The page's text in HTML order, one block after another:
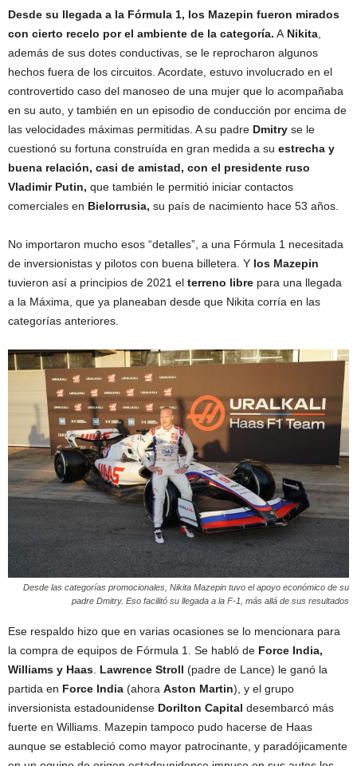
Desde su llegada a la Fórmula 1, los Mazepin fueron mirados
con cierto recelo por el ambiente de la categoría. ANikita,
además de sus dotes conductivas, se le reprocharon algunos
hechos fuera de los circuitos. Acordate, estuvo involucrado en el
controvertido caso del manoseo de una mujer que lo acompañaba
en su auto, y también en un episodio de conducción por encima de
las velocidades máximas permitidas. A su padre Dmitry se le
cuestionó su fortuna construída en gran medida a su estrecha y
buena relación, casi de amistad, con el presidente ruso
Vladimir Putin, que también le permitió iniciar contactos
comerciales en Bielorrusia, su país de nacimiento hace 53 años.
No importaron mucho esos “detalles”, a una Fórmula 1 necesitada
de inversionistas y pilotos con buena billetera. Y los Mazepin
tuvieron así a principios de 2021 el terreno libre para una llegada
a la Máxima, que ya planeaban desde que Nikita corría en las
categorías anteriores.
Desde las categorías promocionales, Nikita Mazepin tuvo el apoyo económico de su
padre Dmitry. Eso facilitó su llegada a la F-1, más allá de sus resultados
Ese respaldo hizo que en varias ocasiones se lo mencionara para
la compra de equipos de Fórmula 1. Se habló de Force India,
Williams y Haas Lawrence Stroll (padre de Lance) le ganó la
partida en Force India (ahora Aston Martin), y el grupo
inversionista estadounidense Dorilton Capital desembarcó más
fuerte en Williams. Mazepin tampoco pudo hacerse de Haas
aunque se estableció como mayor patrocinante, y paradójicamente